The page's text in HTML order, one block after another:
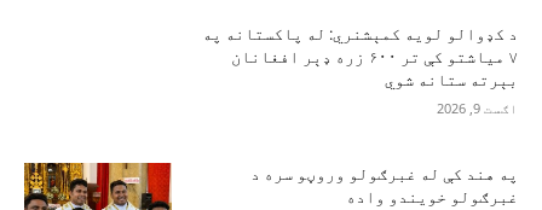
د کډوالو لویه کمېشنري: له پاکستانه په
۷ میاشتو کې تر ۶۰۰ زره ډېر افغانان
بېرته ستانه شوي
اګست 9, 2026
په هند کې له غبرګولو وروڼو سره د
غبرګولو خویندو واده